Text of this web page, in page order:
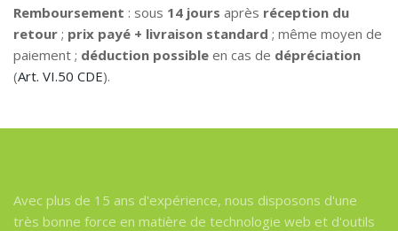
Remboursement : sous 14 jours après réception du
retour ; prix payé + livraison standard ; même moyen de
paiement ; déduction possible en cas de dépréciation
(Art. VI.50 CDE).
Avec plus de 15 ans d'expérience, nous disposons d'une
très bonne force en matière de technologie web et d'outils